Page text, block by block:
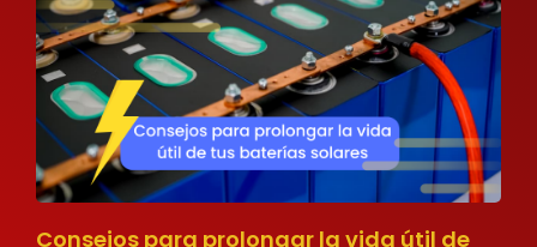
Consejos para prolongar la vida útil de